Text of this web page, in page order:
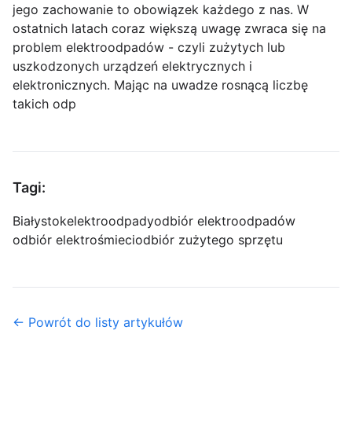
jego zachowanie to obowiązek każdego z nas. W
ostatnich latach coraz większą uwagę zwraca się na
problem elektroodpadów - czyli zużytych lub
uszkodzonych urządzeń elektrycznych i
elektronicznych. Mając na uwadze rosnącą liczbę
takich odp
Tagi:
Białystokelektroodpadyodbiór elektroodpadów
odbiór elektrośmieciodbiór zużytego sprzętu
← Powrót do listy artykułów